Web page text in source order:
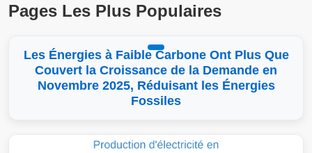
Pages Les Plus Populaires
Les Énergies à Faible Carbone Ont Plus Que
Couvert la Croissance de la Demande en
Novembre 2025, Réduisant les Énergies
Fossiles